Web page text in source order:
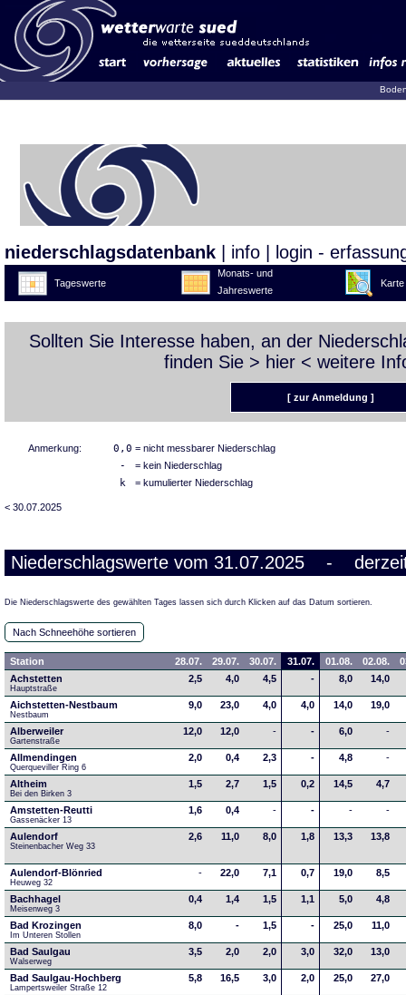
niederschlagsdatenbank info login -
Tageswerte
Monats- und
Jahreswerte
Karte
Sollten Sie Interesse haben, an der
finden Sie > hier < weitere
[ zur Anmeldung ]
Anmerkung: 0,0 = nicht messbarer Niederschlag
- = kein Niederschlag
k = kumulierter Niederschlag
< 30.07.2025
Niederschlagswerte vom 31.07.2025 -
Die Niederschlagswerte des gewählten Tages lassen sich durch Klicken auf das Datum sortieren.
Nach Schneehöhe sortieren
Station 28.07. 29.07. 30.07. 31.07. 01.08. 02.08.
Achstetten
Hauptstraße
2,5 4,0 4,5 - 8,0 14,0
Aichstetten-Nestbaum
Nestbaum
9,0 23,0 4,0 4,0 14,0 19,0
Alberweiler
Gartenstraße
12,0 12,0 - - 6,0 -
Allmendingen
Querqueviller Ring 6
2,0 0,4 2,3 - 4,8 -
Altheim
Bei den Birken 3
1,5 2,7 1,5 0,2 14,5 4,7
Amstetten-Reutti
Gassenäcker 13
1,6 0,4 - - - -
Aulendorf
Steinenbacher Weg 33
2,6 11,0 8,0 1,8 13,3 13,8
Aulendorf-Blönried
Heuweg 32
- 22,0 7,1 0,7 19,0 8,5
Bachhagel
Meisenweg 3
0,4 1,4 1,5 1,1 5,0 4,8
Bad Krozingen
Im Unteren Stollen
8,0 - 1,5 - 25,0 11,0
Bad Saulgau
Walserweg
3,5 2,0 2,0 3,0 32,0 13,0
Bad Saulgau-Hochberg
Lampertsweiler Straße 12
5,8 16,5 3,0 2,0 25,0 27,0